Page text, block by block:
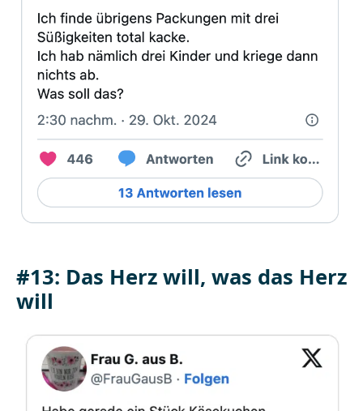
#13: Das Herz will, was das Herz
will